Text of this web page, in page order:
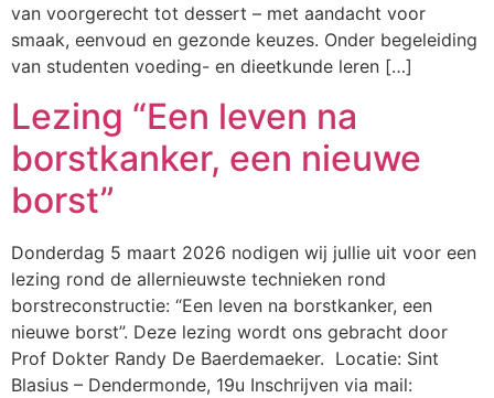
van voorgerecht tot dessert – met aandacht voor
smaak, eenvoud en gezonde keuzes. Onder begeleiding
van studenten voeding- en dieetkunde leren […]
Lezing “Een leven na
borstkanker, een nieuwe
borst”
Donderdag 5 maart 2026 nodigen wij jullie uit voor een
lezing rond de allernieuwste technieken rond
borstreconstructie: “Een leven na borstkanker, een
nieuwe borst”. Deze lezing wordt ons gebracht door
Prof Dokter Randy De Baerdemaeker. Locatie: Sint
Blasius – Dendermonde, 19u Inschrijven via mail: